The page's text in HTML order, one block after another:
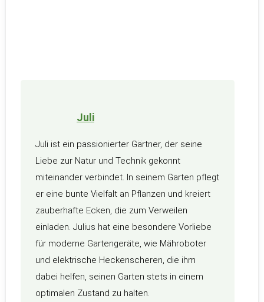
Juli
Juli ist ein passionierter Gärtner, der seine
Liebe zur Natur und Technik gekonnt
miteinander verbindet. In seinem Garten pflegt
er eine bunte Vielfalt an Pflanzen und kreiert
zauberhafte Ecken, die zum Verweilen
einladen. Julius hat eine besondere Vorliebe
für moderne Gartengeräte, wie Mähroboter
und elektrische Heckenscheren, die ihm
dabei helfen, seinen Garten stets in einem
optimalen Zustand zu halten.